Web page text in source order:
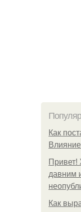
Как
Привет!
давним
Как